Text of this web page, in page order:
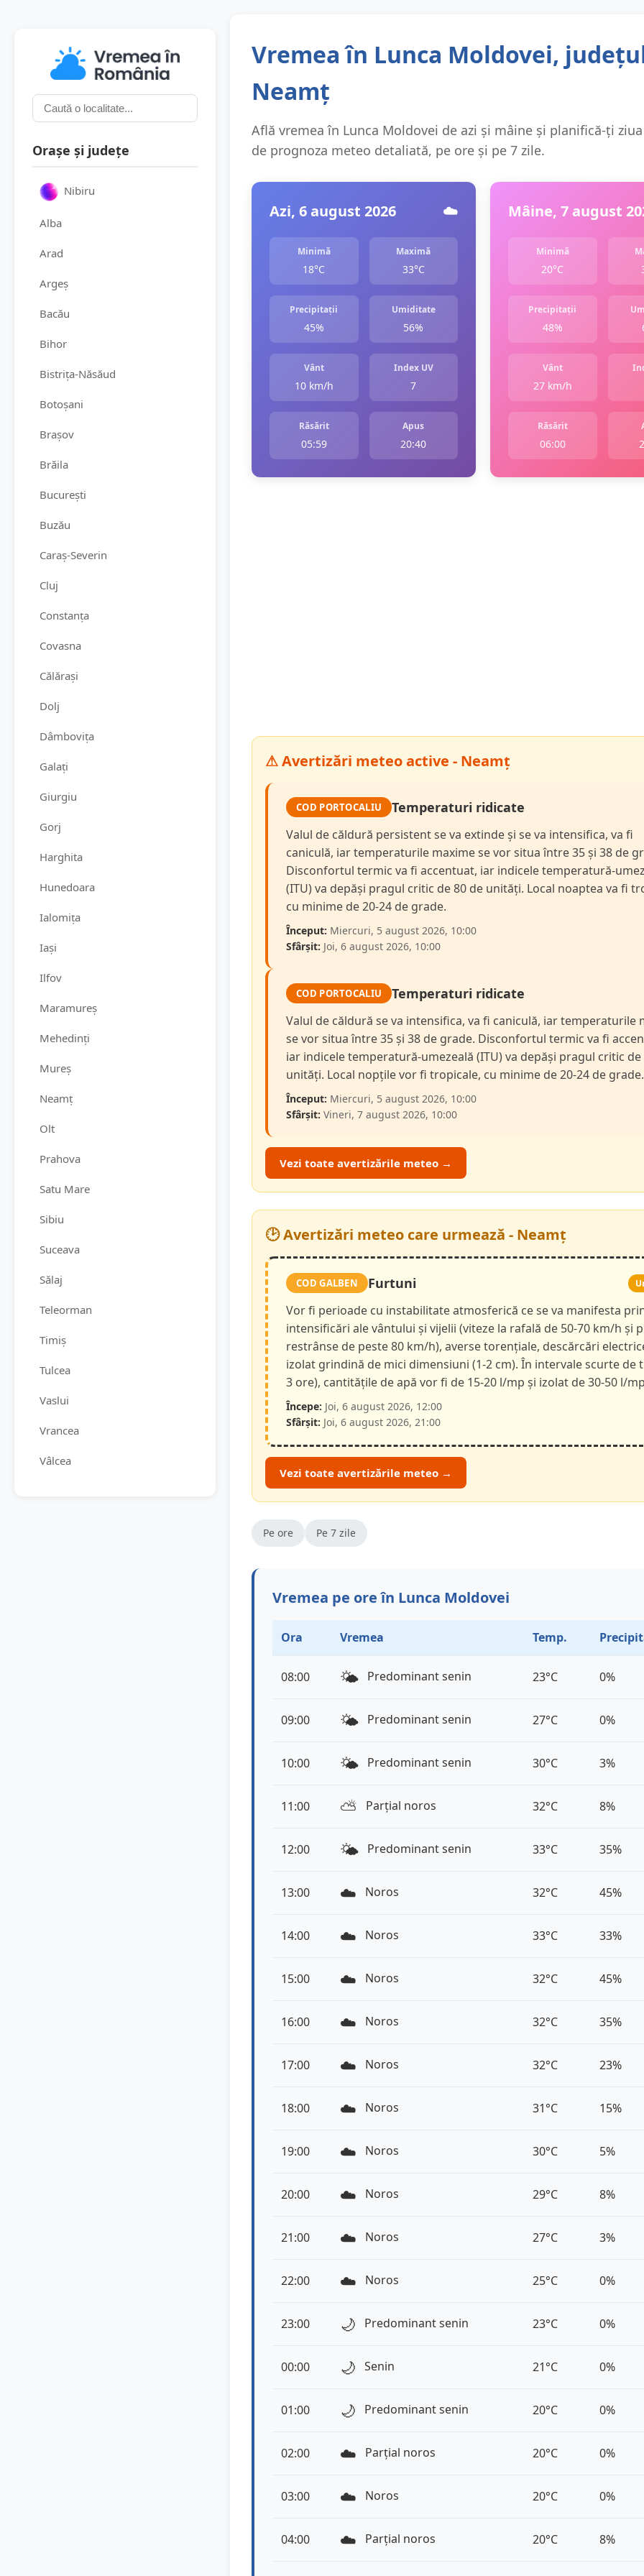
Orașe și județe
Nibiru
Alba
Arad
Argeș
Bacău
Bihor
Bistrița-Năsăud
Botoșani
Brașov
Brăila
București
Buzău
Caraș-Severin
Cluj
Constanța
Covasna
Călărași
Dolj
Dâmbovița
Galați
Giurgiu
Gorj
Harghita
Hunedoara
Ialomița
Iași
Ilfov
Maramureș
Mehedinți
Mureș
Neamț
Olt
Prahova
Satu Mare
Sibiu
Suceava
Sălaj
Teleorman
Timiș
Tulcea
Vaslui
Vrancea
Vâlcea
Vremea în Lunca Moldovei,
Neamț
Află vremea în Lunca Moldovei de azi și mâine și planifică-ți
de prognoza meteo detaliată, pe ore și pe 7 zile.
Azi, 6 august 2026 ☁️
Minimă
18°C
Maximă
33°C
Precipitații
45%
Umiditate
56%
Vânt
10 km/h
Index UV
7
Răsărit
05:59
Apus
20:40
Mâine, 7 august
Minimă
20°C
Precipitații
48%
Vânt
27 km/h
Răsărit
06:00
⚠ Avertizări meteo active - Neamț
COD PORTOCALIU Temperaturi ridicate
Valul de căldură persistent se va extinde și se va intensifica, va fi
caniculă, iar temperaturile maxime se vor situa între 35 și 38 de
Disconfortul termic va fi accentuat, iar indicele temperatură-
(ITU) va depăși pragul critic de 80 de unități. Local noaptea va fi
cu minime de 20-24 de grade.
Început: Miercuri, 5 august 2026, 10:00
Sfârșit: Joi, 6 august 2026, 10:00
COD PORTOCALIU Temperaturi ridicate
Valul de căldură se va intensifica, va fi caniculă, iar temperaturile
se vor situa între 35 și 38 de grade. Disconfortul termic va fi
iar indicele temperatură-umezeală (ITU) va depăși pragul critic de
unități. Local nopțile vor fi tropicale, cu minime de 20-24 de grade.
Început: Miercuri, 5 august 2026, 10:00
Sfârșit: Vineri, 7 august 2026, 10:00
Vezi toate avertizările meteo →
🕑 Avertizări meteo care urmează - Neamț
COD GALBEN Furtuni
Vor fi perioade cu instabilitate atmosferică ce se va manifesta
intensificări ale vântului și vijelii (viteze la rafală de 50-70 km/h și
restrânse de peste 80 km/h), averse torențiale, descărcări
izolat grindină de mici dimensiuni (1-2 cm). În intervale scurte de
3 ore), cantitățile de apă vor fi de 15-20 l/mp și izolat de 30-50 l/
Începe: Joi, 6 august 2026, 12:00
Sfârșit: Joi, 6 august 2026, 21:00
Vezi toate avertizările meteo →
Pe ore Pe 7 zile
Vremea pe ore în Lunca Moldovei
Ora Vremea Temp.
08:00 🌤️ Predominant senin 23°C 0%
09:00 🌤️ Predominant senin 27°C 0%
10:00 🌤️ Predominant senin 30°C 3%
11:00 ⛅️ Parțial noros 32°C 8%
12:00 🌤️ Predominant senin 33°C 35%
13:00 ☁️ Noros 32°C 45%
14:00 ☁️ Noros 33°C 33%
15:00 ☁️ Noros 32°C 45%
16:00 ☁️ Noros 32°C 35%
17:00 ☁️ Noros 32°C 23%
18:00 ☁️ Noros 31°C 15%
19:00 ☁️ Noros 30°C 5%
20:00 ☁️ Noros 29°C 8%
21:00 ☁️ Noros 27°C 3%
22:00 ☁️ Noros 25°C 0%
23:00 🌙 Predominant senin 23°C 0%
00:00 🌙 Senin 21°C 0%
01:00 🌙 Predominant senin 20°C 0%
02:00 ☁️ Parțial noros 20°C 0%
03:00 ☁️ Noros 20°C 0%
04:00 ☁️ Parțial noros 20°C 8%